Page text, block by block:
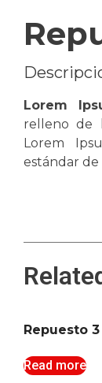
Lorem
relleno de
Lorem
estándar de
Repuesto 3
Read more